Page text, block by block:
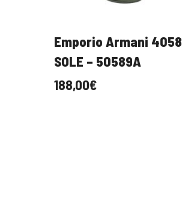
Emporio Armani 4058
SOLE – 50589A
188,00€